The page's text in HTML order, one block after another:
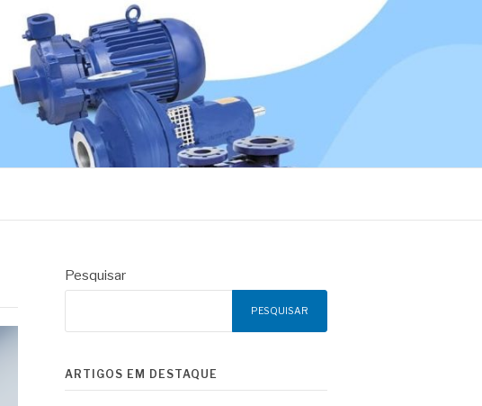
Pesquisar
PESQUISAR
ARTIGOS EM DESTAQUE